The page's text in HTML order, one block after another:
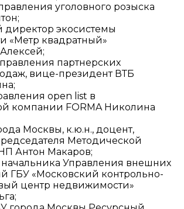
уголовного розыска
директор экосистемы
«Метр квадратный»
партнерских
вице-президент ВТБ
open list в
компании FORMA Николина
Москвы, к.ю.н., доцент,
Методической
Антон Макаров;
начальника Управления внешних
ГБУ «Московский контрольно-
центр недвижимости»